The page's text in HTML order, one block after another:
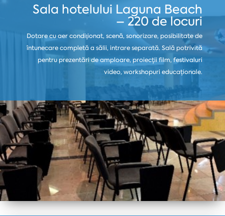
Sala hotelului Laguna Beach
– 220 de locuri
Dotare cu aer condiţionat, scenă, sonorizare, posibilitate de
întunecare completă a sălii, intrare separată. Sală potrivită
pentru prezentări de amploare, proiecții film, festivaluri
video, workshopuri educaționale.